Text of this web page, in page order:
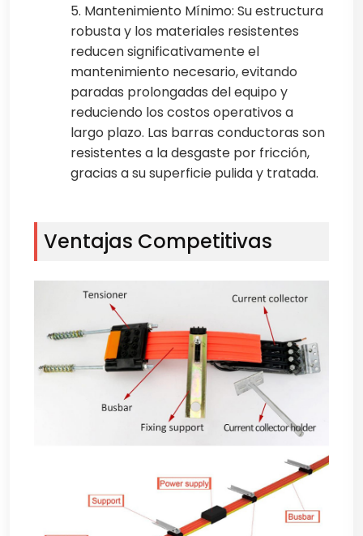
5. Mantenimiento Mínimo: Su estructura
robusta y los materiales resistentes
reducen significativamente el
mantenimiento necesario, evitando
paradas prolongadas del equipo y
reduciendo los costos operativos a
largo plazo. Las barras conductoras son
resistentes a la desgaste por fricción,
gracias a su superficie pulida y tratada.
Ventajas Competitivas